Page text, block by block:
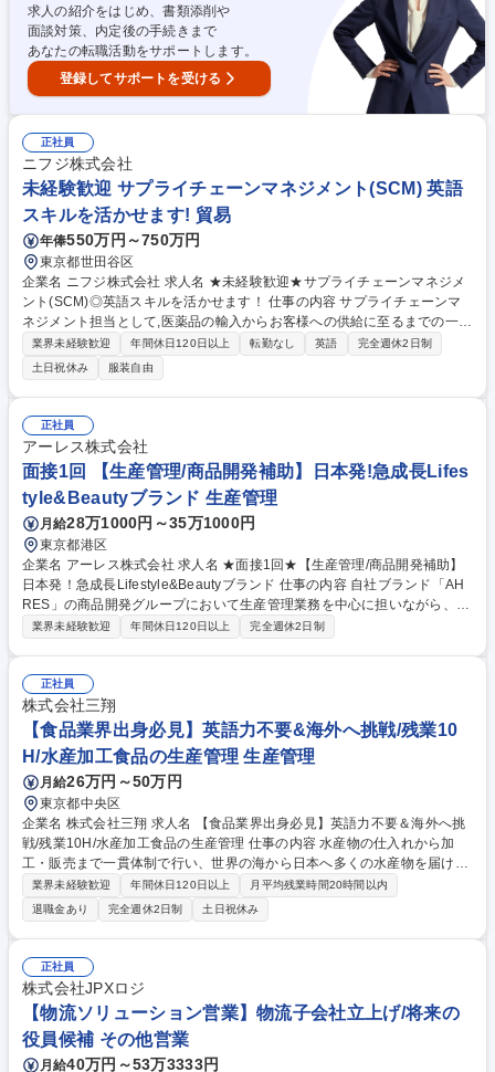
当者とも電話やメールで調整を行っていただきます。 ※変更の範囲:当社
業務全般 募集職種 【東京/輸出入業務】☆日本触媒100%子会社の安定企
業☆充実の福利厚生
求人の紹介をはじめ、書類添削や
面談対策、内定後の手続きまで
あなたの転職活動をサポートします。
登録してサポートを受ける
正社員
ニフジ株式会社
未経験歓迎 サプライチェーンマネジメント(SCM) 英語
スキルを活かせます! 貿易
年俸550万円～750万円
東京都世田谷区
企業名 ニフジ株式会社 求人名 ★未経験歓迎★サプライチェーンマネジメ
ント(SCM)◎英語スキルを活かせます！ 仕事の内容 サプライチェーンマ
ネジメント担当として,医薬品の輸入からお客様への供給に至るまでの一連
の業務におけるオペレーションの業務改善・効率化を推進いただく方を募
集します！ 【主業務】■顧客対応(受発注/見積依頼/注文/請求書/入金の確
認) ■輸入手続き/仕入先とのコミュニケーション ■委託している物流会社と
のコミュニケーション(スケジュール確認等) ※顧客/仕入れ先/物流会社と
のやり取りはメールが基本です。 【スポット業務】新しい薬剤に関する問
い合わせ対応/商材調査 等 ※将来的には仕入れ価格の交渉等もお任せする
予定です。 募集職種 ★未経験歓迎★サプライチェーンマネジメント(SC
M)◎英語スキルを活かせます！
業界未経験歓迎 年間休日120日以上 転勤なし 英語
完全週休2日制
土日祝休み
服装自由
正社員
アーレス株式会社
面接1回 【生産管理/商品開発補助】日本発!急成長Lifes
tyle&Beautyブランド 生産管理
月給28万1000円～35万1000円
東京都港区
企業名 アーレス株式会社 求人名 ★面接1回★【生産管理/商品開発補助】
日本発！急成長Lifestyle&Beautyブランド 仕事の内容 自社ブランド「AH
RES」の商品開発グループにおいて生産管理業務を中心に担いながら、商
品開発アシスタントとして開発進行を支えていただきます。 【業務詳細】
期調整 (2)商品開発アシスタント業務：■商品サンプル管理/整理 ■サンプル
発送 ■試作や開発進行に関するスケジュール管理補助 ■会議議事録作成/共
有 ■開発プロジェクトにおける各種サポート業務 ■社内外（工場/資材メー
カー等）との調整補助 募集職種 ★面接1回★【生産管理/商品開発補助】
日本発！急成長Lifestyle&Beautyブランド
業界未経験歓迎 年間休日120日以上 完全週休2日制
正社員
株式会社三翔
【食品業界出身必見】英語力不要&海外へ挑戦/残業10
H/水産加工食品の生産管理 生産管理
月給26万円～50万円
東京都中央区
企業名 株式会社三翔 求人名 【食品業界出身必見】英語力不要＆海外へ挑
戦/残業10H/水産加工食品の生産管理 仕事の内容 水産物の仕入れから加
工・販売まで一貫体制で行い、世界の海から日本へ多くの水産物を届ける
当社にて、海外の工場での生産管理指導及び実施をお任せいたします。 ま
ずはOJTで業務を学び、慣れてきたら生産管理・商品製造立上げ立会・生
産計画・船積み計画作成・在庫管理の一連の生産管理をお任せいたしま
す。【出張】長期の海外出張がございますが英語力は不問です（通訳あ
り）。案件により異なりますが、通算で1年のうち5割～9割程度の海外勤
務となります。海外に挑戦してみたい方、水産物の生産管理に興味がある
方、是非ご応募下さい。 募集職種 【食品業界出身必見】英語力不要＆海
外へ挑戦/残業10H/水産加工食品の生産管理
業界未経験歓迎 年間休日120日以上
月平均残業時間20時間以内
退職金あり
完全週休2日制 土日祝休み
正社員
株式会社JPXロジ
【物流ソリューション営業】物流子会社立上げ/将来の
役員候補 その他営業
月給40万円～53万3333円